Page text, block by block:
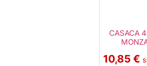
CASACA
10,85€